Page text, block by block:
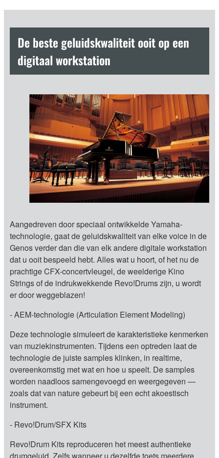
De beste geluidskwaliteit ooit op een
digitaal workstation
Aangedreven door speciaal ontwikkelde Yamaha-
technologie, gaat de geluidskwaliteit van elke voice in de
Genos verder dan die van elk andere digitale workstation
dat u ooit bespeeld hebt. Alles wat u hoort, of het nu de
prachtige CFX-concertvleugel, de weelderige Kino
Strings of de indrukwekkende Revo!Drums zijn, u wordt
er door weggeblazen!
- AEM-technologie (Articulation Element Modeling)
Deze technologie simuleert de karakteristieke kenmerken
van muziekinstrumenten. Tijdens een optreden laat de
technologie de juiste samples klinken, in realtime,
overeenkomstig met wat en hoe u speelt. De samples
worden naadloos samengevoegd en weergegeven —
zoals dat van nature gebeurt bij een echt akoestisch
instrument.
- Revo!Drum/SFX Kits
Revo!Drum Kits reproduceren het meest authentieke